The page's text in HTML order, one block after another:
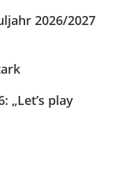
2026/2027
„Let’s play